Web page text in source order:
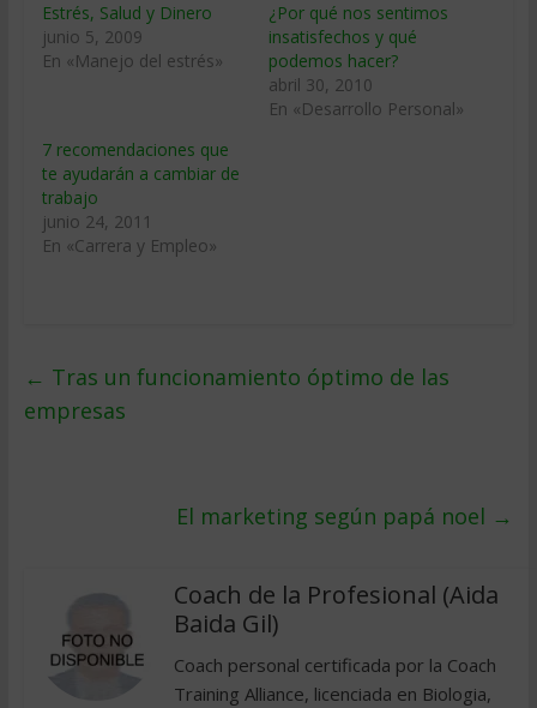
Estrés, Salud y Dinero
junio 5, 2009
En «Manejo del estrés»
¿Por qué nos sentimos
insatisfechos y qué
podemos hacer?
abril 30, 2010
En «Desarrollo Personal»
7 recomendaciones que
te ayudarán a cambiar de
trabajo
junio 24, 2011
En «Carrera y Empleo»
← Tras un funcionamiento óptimo de las
empresas
El marketing según papá noel →
Coach de la Profesional (Aida
Baida Gil)
Coach personal certificada por la Coach
Training Alliance, licenciada en Biologia,